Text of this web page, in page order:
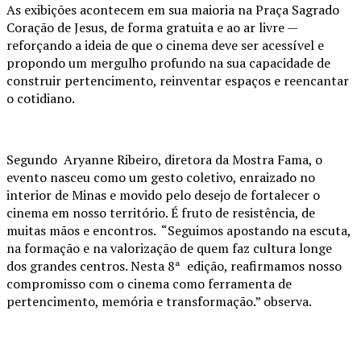
As exibições acontecem em sua maioria na Praça Sagrado
Coração de Jesus, de forma gratuita e ao ar livre —
reforçando a ideia de que o cinema deve ser acessível e
propondo um mergulho profundo na sua capacidade de
construir pertencimento, reinventar espaços e reencantar
o cotidiano.
Segundo Aryanne Ribeiro, diretora da Mostra Fama, o
evento nasceu como um gesto coletivo, enraizado no
interior de Minas e movido pelo desejo de fortalecer o
cinema em nosso território. É fruto de resistência, de
muitas mãos e encontros. “Seguimos apostando na escuta,
na formação e na valorização de quem faz cultura longe
dos grandes centros. Nesta 8ª edição, reafirmamos nosso
compromisso com o cinema como ferramenta de
pertencimento, memória e transformação.” observa.